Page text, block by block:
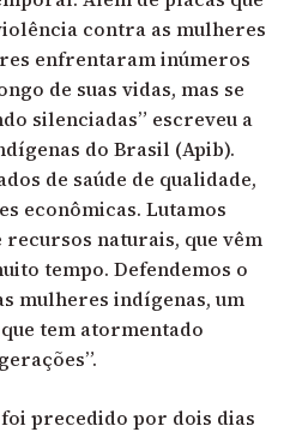
contra as mulheres
enfrentaram inúmeros
de suas vidas, mas se
silenciadas” escreveu a
do Brasil (Apib).
de saúde de qualidade,
econômicas. Lutamos
naturais, que vêm
tempo. Defendemos o
mulheres indígenas, um
tem atormentado
precedido por dois dias